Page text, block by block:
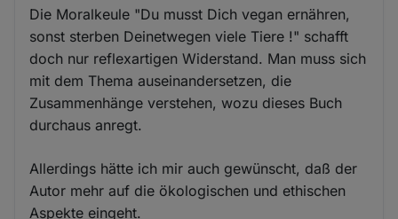
Die Moralkeule "Du musst Dich vegan ernähren,
sonst sterben Deinetwegen viele Tiere !" schafft
doch nur reflexartigen Widerstand. Man muss sich
mit dem Thema auseinandersetzen, die
Zusammenhänge verstehen, wozu dieses Buch
durchaus anregt.
Allerdings hätte ich mir auch gewünscht, daß der
Autor mehr auf die ökologischen und ethischen
Aspekte eingeht.